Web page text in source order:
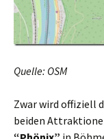
Quelle: OSM
Zwar wird offiziell
beiden